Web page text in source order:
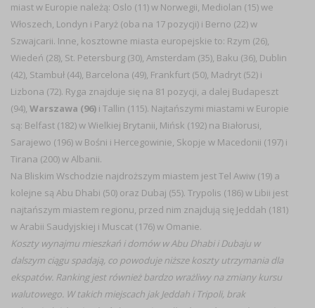
miast w Europie należą: Oslo (11) w Norwegii, Mediolan (15) we
Włoszech, Londyn i Paryż (oba na 17 pozycji) i Berno (22) w
Szwajcarii. Inne, kosztowne miasta europejskie to: Rzym (26),
Wiedeń (28), St. Petersburg (30), Amsterdam (35), Baku (36), Dublin
(42), Stambuł (44), Barcelona (49), Frankfurt (50), Madryt (52) i
Lizbona (72). Ryga znajduje się na 81 pozycji, a dalej Budapeszt
(94), Warszawa (96) i Tallin (115). Najtańszymi miastami w Europie
są: Belfast (182) w Wielkiej Brytanii, Mińsk (192) na Białorusi,
Sarajewo (196) w Bośni i Hercegowinie, Skopje w Macedonii (197) i
Tirana (200) w Albanii.
Na Bliskim Wschodzie najdroższym miastem jest Tel Awiw (19) a
kolejne są Abu Dhabi (50) oraz Dubaj (55). Trypolis (186) w Libii jest
najtańszym miastem regionu, przed nim znajdują się Jeddah (181)
w Arabii Saudyjskiej i Muscat (176) w Omanie.
Koszty wynajmu mieszkań i domów w Abu Dhabi i Dubaju w
dalszym ciągu spadają, co powoduje niższe koszty utrzymania dla
ekspatów. Ranking jest również bardzo wrażliwy na zmiany kursu
walutowego. W takich miejscach jak Jeddah i Tripoli, brak